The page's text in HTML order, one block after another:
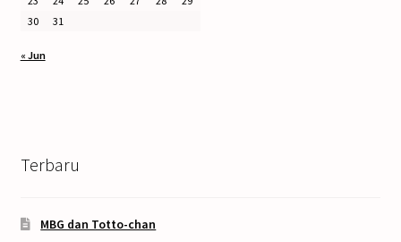
30
31
« Jun
Terbaru
MBG dan Totto-chan